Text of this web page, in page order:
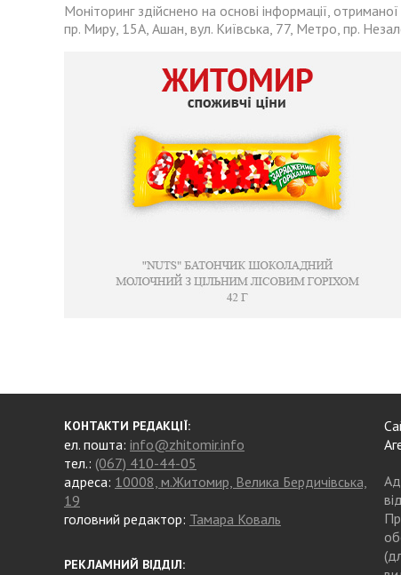
Моніторинг здійснено на основі інформації,
пр. Миру, 15А, Ашан, вул. Київська, 77, Метро, пр.
КОНТАКТИ РЕДАКЦІЇ:
ел. пошта: info@zhitomir.info
тел.: (067) 410-44-05
адреса: 10008, м.Житомир, Велика Бердичівська,
19
головний редактор: Тамара Коваль
РЕКЛАМНИЙ ВІДДІЛ: